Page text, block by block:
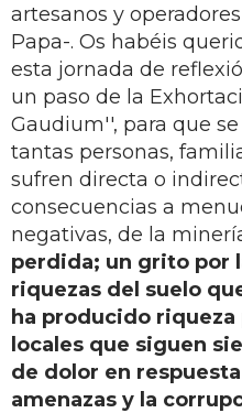
artesanos y
Papa-. Os habéis
esta jornada de
un paso de la
Gaudium'', para que
tantas personas,
sufren directa o
consecuencias a
negativas, de la
perdida; un grito por
riquezas del suelo
ha producido riqueza
locales que siguen
de dolor en
amenazas y la